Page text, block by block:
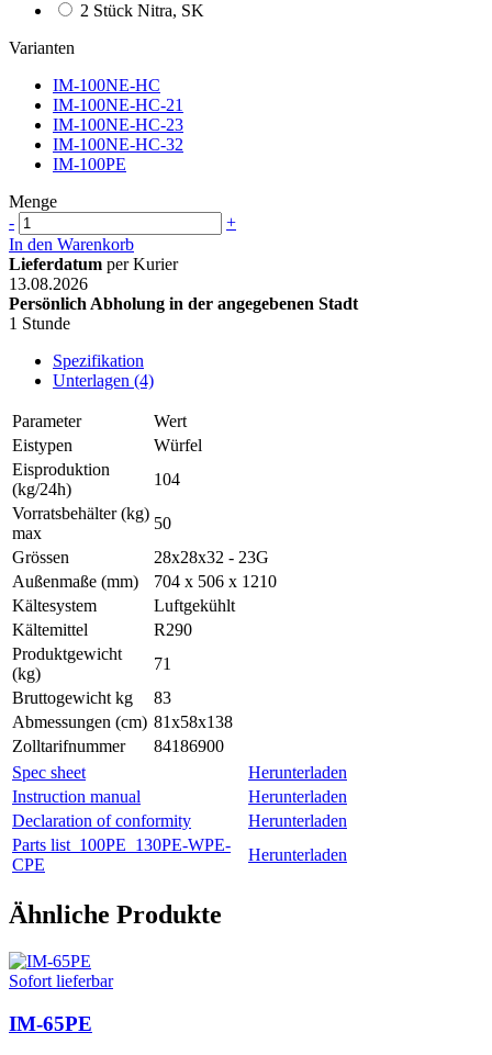
2 Stück Nitra, SK
Varianten
IM-100NE-HC
IM-100NE-HC-21
IM-100NE-HC-23
IM-100NE-HC-32
IM-100PE
Menge
-
+
In den Warenkorb
Lieferdatum per Kurier
13.08.2026
Persönlich Abholung in der angegebenen Stadt
1 Stunde
Spezifikation
Unterlagen (4)
Parameter
Wert
Eistypen
Würfel
Eisproduktion
(kg/24h)
104
Vorratsbehälter (kg)
max
50
Grössen
28x28x32 - 23G
Außenmaße (mm)
704 x 506 x 1210
Kältesystem
Luftgekühlt
Kältemittel
R290
Produktgewicht
(kg)
71
Bruttogewicht kg
83
Abmessungen (cm) 81x58x138
Zolltarifnummer
84186900
Spec sheet
Herunterladen
Instruction manual
Herunterladen
Declaration of conformity
Herunterladen
Parts list_100PE_130PE-WPE-
CPE
Herunterladen
Ähnliche Produkte
Sofort lieferbar
IM-65PE